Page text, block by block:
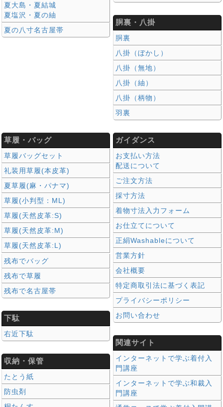
夏大島・夏結城
夏塩沢・夏の紬
夏の八寸名古屋帯
胴裏・八掛
胴裏
八掛（ぼかし）
八掛（無地）
八掛（紬）
八掛（柄物）
羽裏
草履・バッグ
草履バッグセット
礼装用草履(本皮革)
夏草履(麻・パナマ)
草履(小判型：ML)
草履(天然皮革:S)
草履(天然皮革:M)
草履(天然皮革:L)
残布でバッグ
残布で草履
残布で名古屋帯
下駄
右近下駄
収納・保管
たとう紙
防虫剤
ガイダンス
お支払い方法
配送について
ご注文方法
採寸方法
着物寸法入力フォーム
お仕立てについて
正絹Washableについて
営業方針
会社概要
特定商取引法に基づく表記
プライバシーポリシー
お問い合わせ
関連サイト
インターネットで学ぶ着付入
門講座
インターネットで学ぶ和裁入
門講座